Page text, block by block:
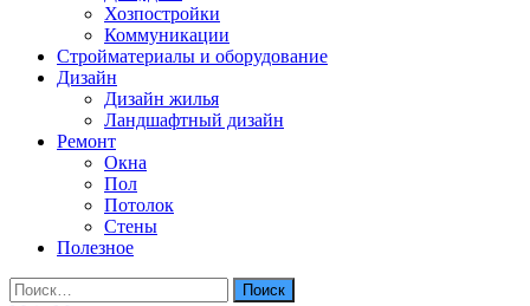
Хозпостройки
Коммуникации
Стройматериалы и оборудование
Дизайн
Дизайн жилья
Ландшафтный дизайн
Ремонт
Окна
Пол
Потолок
Стены
Полезное
Найти: